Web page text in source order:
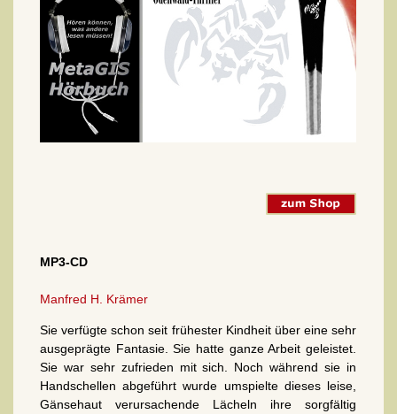
MP3-CD
Manfred H. Krämer
Sie verfügte schon seit frühester Kindheit über eine sehr
ausgeprägte Fantasie. Sie hatte ganze Arbeit geleistet.
Sie war sehr zufrieden mit sich. Noch während sie in
Handschellen abgeführt wurde umspielte dieses leise,
Gänsehaut verursachende Lächeln ihre sorgfältig